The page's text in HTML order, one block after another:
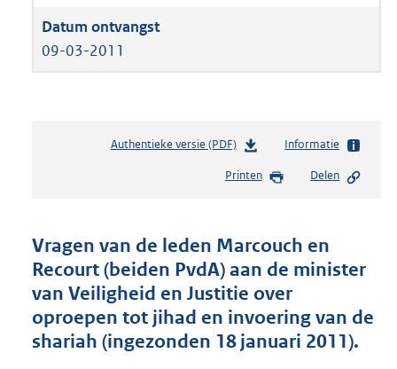
09-03-2011
Authentieke versie (PDF)b
s
d
s
g
r
o
o
Informatie
Printen Delen
Vragen van de leden Marcouch en
Recourt (beiden PvdA) aan de minister
van Veiligheid en Justitie over
oproepen tot jihad en invoering van de
shariah (ingezonden 18 januari 2011).